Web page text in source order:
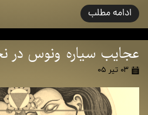
ادامه مطلب
عجایب سیاره ونوس در
۰۳ تیر ۰۵